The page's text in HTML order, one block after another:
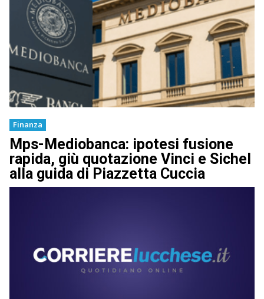
Finanza
Mps-Mediobanca: ipotesi fusione
rapida, giù quotazione Vinci e Sichel
alla guida di Piazzetta Cuccia